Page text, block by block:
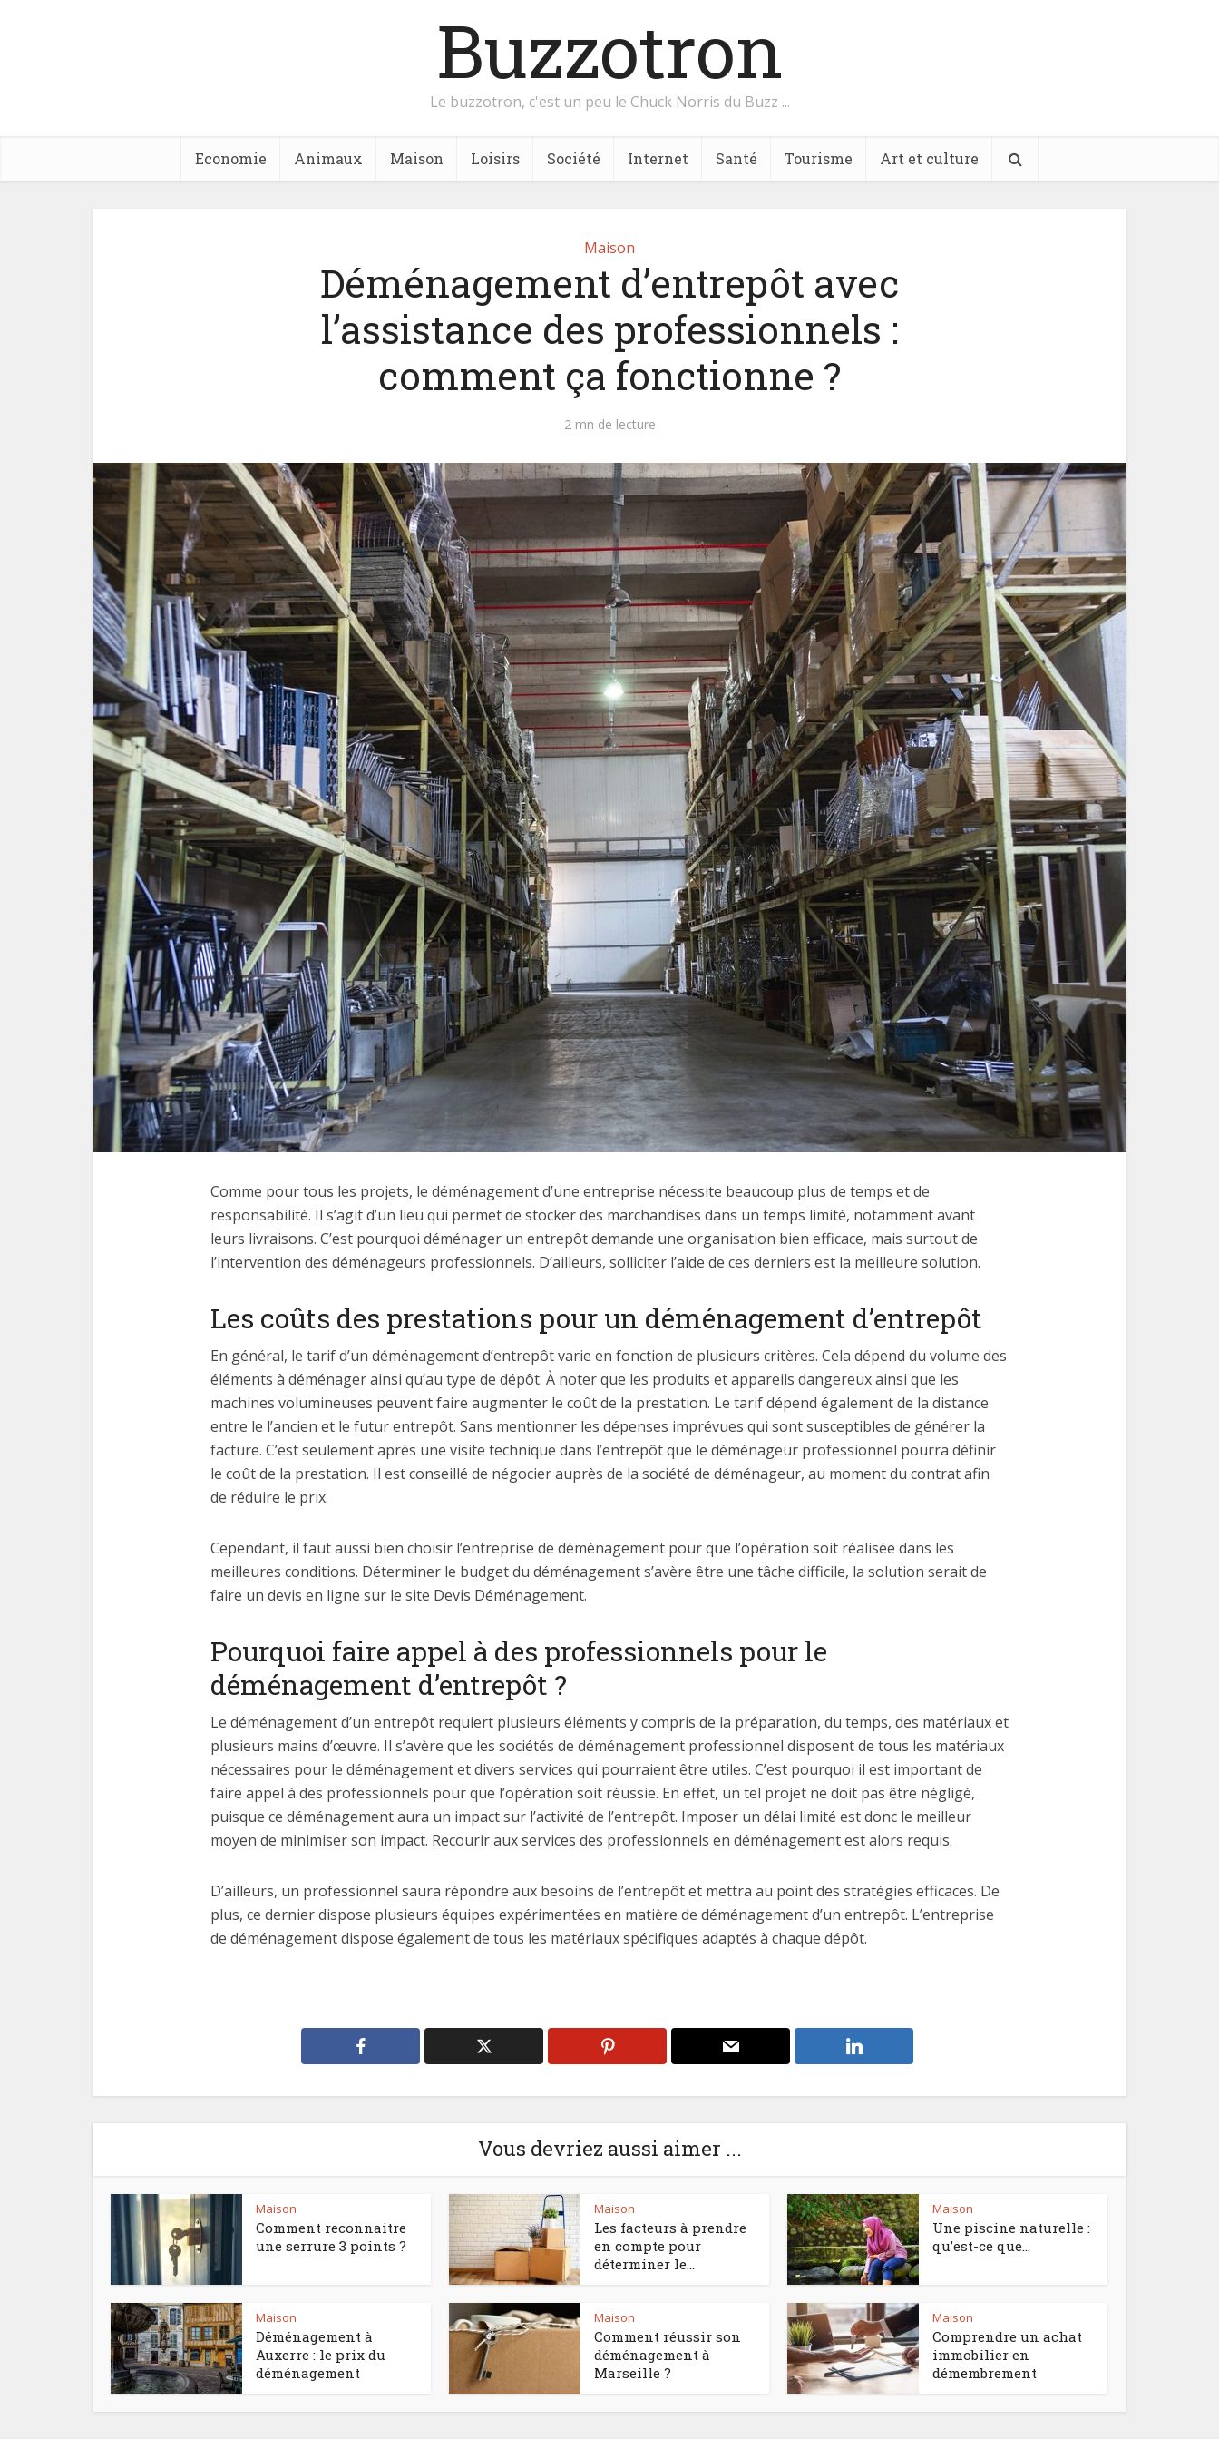
Buzzotron
Le buzzotron, c'est un peu le Chuck Norris du Buzz ...
Economie Animaux Maison Loisirs Société Internet Santé Tourisme Art et culture
Maison
Déménagement d’entrepôt avec
l’assistance des professionnels :
comment ça fonctionne ?
2 mn de lecture
Comme pour tous les projets, le déménagement d’une entreprise nécessite beaucoup plus de temps et de
responsabilité. Il s’agit d’un lieu qui permet de stocker des marchandises dans un temps limité, notamment avant
leurs livraisons. C’est pourquoi déménager un entrepôt demande une organisation bien efficace, mais surtout de
l’intervention des déménageurs professionnels. D’ailleurs, solliciter l’aide de ces derniers est la meilleure solution.
Les coûts des prestations pour un déménagement d’entrepôt
En général, le tarif d’un déménagement d’entrepôt varie en fonction de plusieurs critères. Cela dépend du volume des
éléments à déménager ainsi qu’au type de dépôt. À noter que les produits et appareils dangereux ainsi que les
machines volumineuses peuvent faire augmenter le coût de la prestation. Le tarif dépend également de la distance
entre le l’ancien et le futur entrepôt. Sans mentionner les dépenses imprévues qui sont susceptibles de générer la
facture. C’est seulement après une visite technique dans l’entrepôt que le déménageur professionnel pourra définir
le coût de la prestation. Il est conseillé de négocier auprès de la société de déménageur, au moment du contrat afin
de réduire le prix.
Cependant, il faut aussi bien choisir l’entreprise de déménagement pour que l’opération soit réalisée dans les
meilleures conditions. Déterminer le budget du déménagement s’avère être une tâche difficile, la solution serait de
faire un devis en ligne sur le site Devis Déménagement.
Pourquoi faire appel à des professionnels pour le
déménagement d’entrepôt ?
Le déménagement d’un entrepôt requiert plusieurs éléments y compris de la préparation, du temps, des matériaux et
plusieurs mains d’œuvre. Il s’avère que les sociétés de déménagement professionnel disposent de tous les matériaux
nécessaires pour le déménagement et divers services qui pourraient être utiles. C’est pourquoi il est important de
faire appel à des professionnels pour que l’opération soit réussie. En effet, un tel projet ne doit pas être négligé,
puisque ce déménagement aura un impact sur l’activité de l’entrepôt. Imposer un délai limité est donc le meilleur
moyen de minimiser son impact. Recourir aux services des professionnels en déménagement est alors requis.
D’ailleurs, un professionnel saura répondre aux besoins de l’entrepôt et mettra au point des stratégies efficaces. De
plus, ce dernier dispose plusieurs équipes expérimentées en matière de déménagement d’un entrepôt. L’entreprise
de déménagement dispose également de tous les matériaux spécifiques adaptés à chaque dépôt.
Vous devriez aussi aimer ...
Maison
Comment reconnaitre
une serrure 3 points ?
Maison
Les facteurs à prendre
en compte pour
déterminer le...
Maison
Une piscine naturelle :
qu’est-ce que...
Maison
Déménagement à
Auxerre : le prix du
déménagement
Maison
Comment réussir son
déménagement à
Marseille ?
Maison
Comprendre un achat
immobilier en
démembrement